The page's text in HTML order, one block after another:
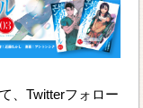
、Twitterフォロー